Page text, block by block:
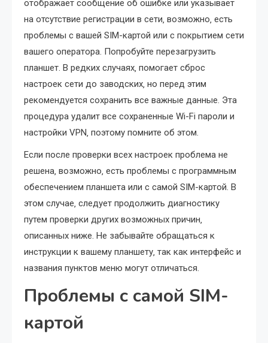
отображает сообщение об ошибке или указывает
на отсутствие регистрации в сети‚ возможно‚ есть
проблемы с вашей SIM-картой или с покрытием сети
вашего оператора. Попробуйте перезагрузить
планшет. В редких случаях‚ помогает сброс
настроек сети до заводских‚ но перед этим
рекомендуется сохранить все важные данные. Эта
процедура удалит все сохраненные Wi-Fi пароли и
настройки VPN‚ поэтому помните об этом.
Если после проверки всех настроек проблема не
решена‚ возможно‚ есть проблемы с программным
обеспечением планшета или с самой SIM-картой. В
этом случае‚ следует продолжить диагностику
путем проверки других возможных причин‚
описанных ниже. Не забывайте обращаться к
инструкции к вашему планшету‚ так как интерфейс и
названия пунктов меню могут отличаться.
Проблемы с самой SIM-
картой